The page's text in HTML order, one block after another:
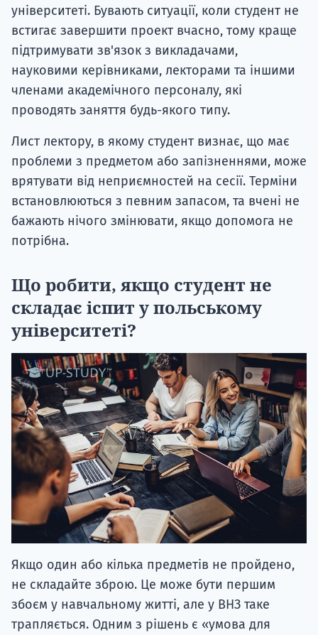
університеті. Бувають ситуації, коли студент не
встигає завершити проект вчасно, тому краще
підтримувати зв'язок з викладачами,
науковими керівниками, лекторами та іншими
членами академічного персоналу, які
проводять заняття будь-якого типу.
Лист лектору, в якому студент визнає, що має
проблеми з предметом або запізненнями, може
врятувати від неприємностей на сесії. Терміни
встановлюються з певним запасом, та вчені не
бажають нічого змінювати, якщо допомога не
потрібна.
Що робити, якщо студент не
складає іспит у польському
університеті?
Якщо один або кілька предметів не пройдено,
не складайте зброю. Це може бути першим
збоєм у навчальному житті, але у ВНЗ таке
трапляється. Одним з рішень є «умова для